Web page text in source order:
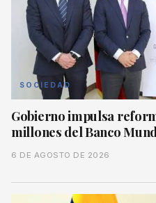
SOCIEDAD
Gobierno impulsa
millones del Banco
6 DE AGOSTO DE 2026